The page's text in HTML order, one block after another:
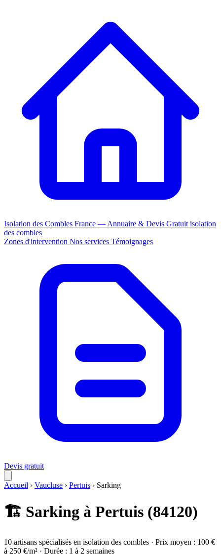
Isolation des Combles France — Annuaire & Devis Gratuit isolation
des combles
Zones d'intervention Nos services Témoignages
Devis gratuit
Accueil › Vaucluse › Pertuis › Sarking
🏗️ Sarking à Pertuis (84120)
10 artisans spécialisés en isolation des combles · Prix moyen : 100 €
à 250 €/m² · Durée : 1 à 2 semaines